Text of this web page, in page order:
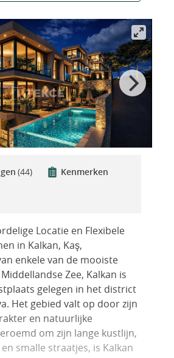
(44)
Kenmerken
Locatie en Flexibele
in Kalkan, Kaş,
enkele van de mooiste
Zee, Kalkan is
gelegen in het district
Het gebied valt op door zijn
en natuurlijke
om zijn lange kustlijn,
smalle straatjes, is Kalkan